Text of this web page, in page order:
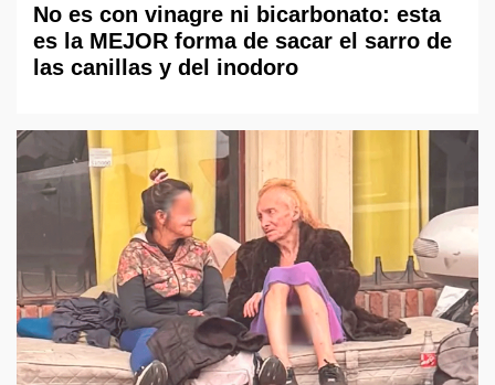
No es con vinagre ni bicarbonato: esta
es la MEJOR forma de sacar el sarro de
las canillas y del inodoro